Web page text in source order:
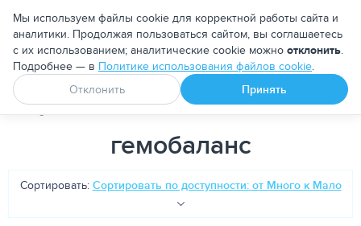
Москва
Апоквел Ветмедин От блох и клещей
PetDog Теги гемобаланс
гемобаланс
Сортировать: Сортировать по доступности: от Много к Мало
Мы используем файлы cookie для корректной работы сайта и
аналитики. Продолжая пользоваться сайтом, вы соглашаетесь
с их использованием; аналитические cookie можно отклонить.
Подробнее — в Политике использования файлов cookie.
Отклонить
Принять